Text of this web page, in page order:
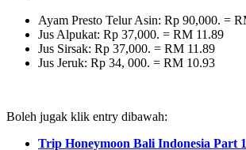
Ayam Presto Telur Asin: Rp 90,000. =
Jus Alpukat: Rp 37,000. = RM 11.89
Jus Sirsak: Rp 37,000. = RM 11.89
Jus Jeruk: Rp 34, 000. = RM 10.93
Boleh jugak klik entry dibawah:
Trip Honeymoon Bali Indonesia Part 1